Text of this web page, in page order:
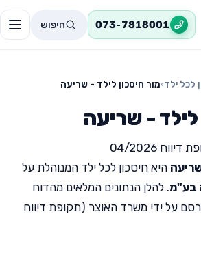
073-7818001 חיפוש
לכל ילד›מור חיסכון לילד - שריעה
לילד - שריעה
04/2026
היא חיסכון לכל ילד המנוהלת על
בע"מ. להלן הנתונים המלאים מהדוח
על ידי משרד האוצר (תקופת דיווח